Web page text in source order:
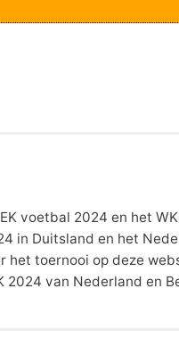
voetbal 2024 en het
in Duitsland en het
het toernooi op deze
2024 van Nederland en